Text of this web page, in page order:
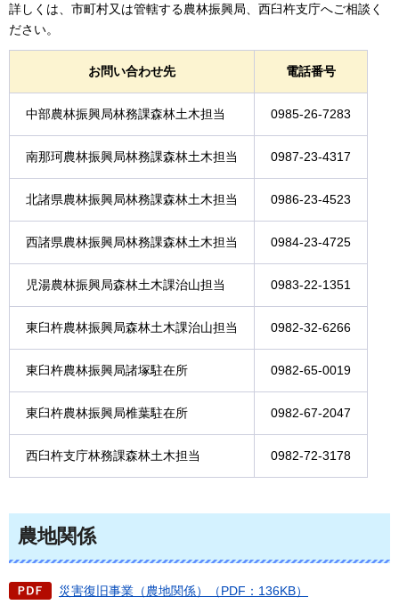
詳しくは、市町村又は管轄する農林振興局、西臼杵支庁へご相談く
ださい。
お問い合わせ先 電話番号
中部農林振興局林務課森林土木担当 0985-26-7283
南那珂農林振興局林務課森林土木担当 0987-23-4317
北諸県農林振興局林務課森林土木担当 0986-23-4523
西諸県農林振興局林務課森林土木担当 0984-23-4725
児湯農林振興局森林土木課治山担当 0983-22-1351
東臼杵農林振興局森林土木課治山担当 0982-32-6266
東臼杵農林振興局諸塚駐在所 0982-65-0019
東臼杵農林振興局椎葉駐在所 0982-67-2047
西臼杵支庁林務課森林土木担当 0982-72-3178
農地関係
災害復旧事業（農地関係）（PDF：136KB）